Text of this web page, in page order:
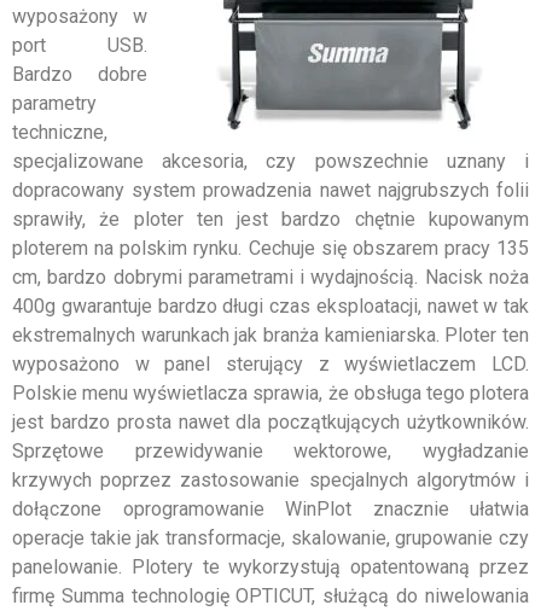
wyposażony w
port USB.
Bardzo dobre
parametry
techniczne,
specjalizowane akcesoria, czy powszechnie uznany i
dopracowany system prowadzenia nawet najgrubszych folii
sprawiły, że ploter ten jest bardzo chętnie kupowanym
ploterem na polskim rynku. Cechuje się obszarem pracy 135
cm, bardzo dobrymi parametrami i wydajnością. Nacisk noża
400g gwarantuje bardzo długi czas eksploatacji, nawet w tak
ekstremalnych warunkach jak branża kamieniarska. Ploter ten
wyposażono w panel sterujący z wyświetlaczem LCD.
Polskie menu wyświetlacza sprawia, że obsługa tego plotera
jest bardzo prosta nawet dla początkujących użytkowników.
Sprzętowe przewidywanie wektorowe, wygładzanie
krzywych poprzez zastosowanie specjalnych algorytmów i
dołączone oprogramowanie WinPlot znacznie ułatwia
operacje takie jak transformacje, skalowanie, grupowanie czy
panelowanie. Plotery te wykorzystują opatentowaną przez
firmę Summa technologię OPTICUT, służącą do niwelowania